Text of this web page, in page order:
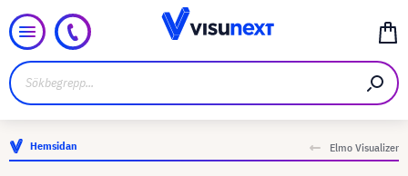
Hemsidan Elmo Visualizer